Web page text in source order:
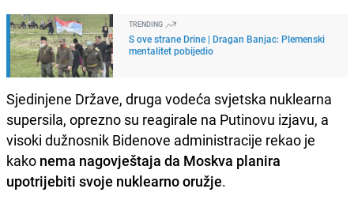
TRENDING
S ove strane Drine | Dragan Banjac: Plemenski
mentalitet pobijedio
Sjedinjene Države, druga vodeća svjetska nuklearna
supersila, oprezno su reagirale na Putinovu izjavu, a
visoki dužnosnik Bidenove administracije rekao je
kako nema nagovještaja da Moskva planira
upotrijebiti svoje nuklearno oružje.